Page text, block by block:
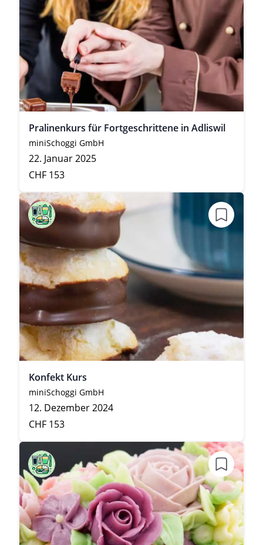
Pralinenkurs für Fortgeschrittene in Adliswil
miniSchoggi GmbH
22. Januar 2025
CHF 153
Konfekt Kurs
miniSchoggi GmbH
12. Dezember 2024
CHF 153